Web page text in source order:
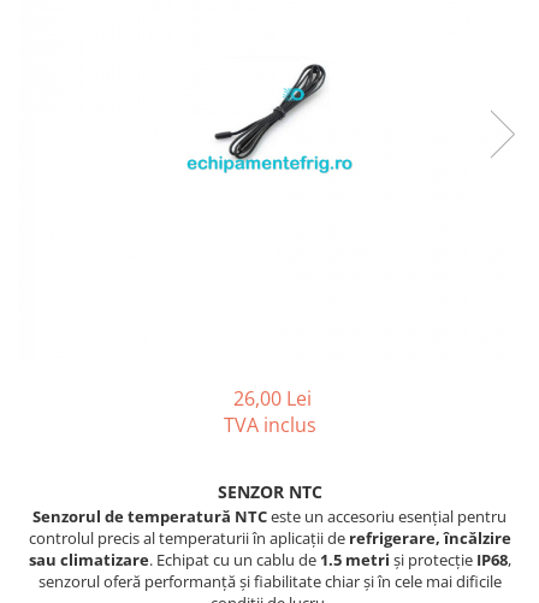
26,00 Lei
TVA inclus
SENZOR NTC
Senzorul de temperatură NTCeste un accesoriu esențial pentru
controlul precis al temperaturii în aplicații de refrigerare, încălzire
sau climatizare. Echipat cu un cablu de 1.5 metri și protecție IP68,
senzorul oferă performanță și fiabilitate chiar și în cele mai dificile